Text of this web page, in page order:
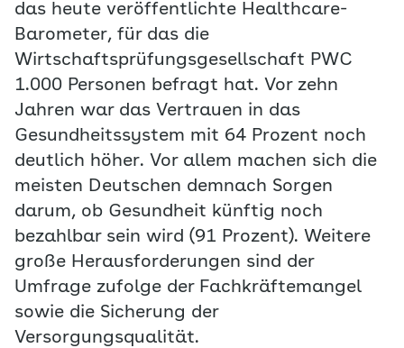
das heute veröffentlichte Healthcare-
Barometer, für das die
Wirtschaftsprüfungsgesellschaft PWC
1.000 Personen befragt hat. Vor zehn
Jahren war das Vertrauen in das
Gesundheitssystem mit 64 Prozent noch
deutlich höher. Vor allem machen sich die
meisten Deutschen demnach Sorgen
darum, ob Gesundheit künftig noch
bezahlbar sein wird (91 Prozent). Weitere
große Herausforderungen sind der
Umfrage zufolge der Fachkräftemangel
sowie die Sicherung der
Versorgungsqualität.